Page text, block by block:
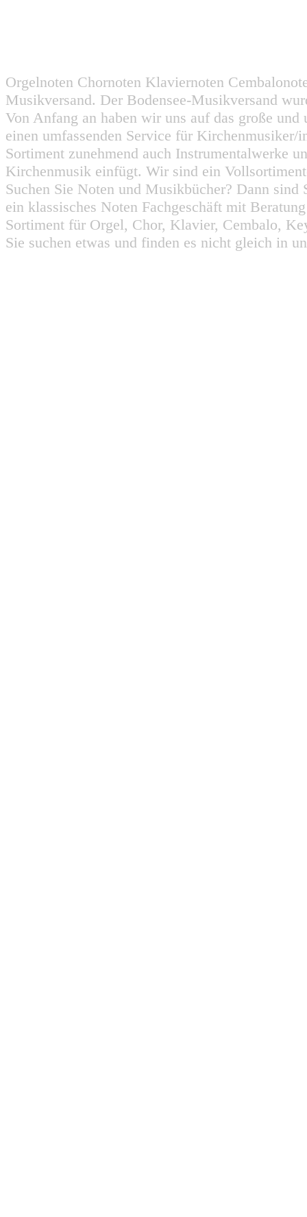
Orgelnoten Chornoten Klaviernoten
Musikversand. Der Bodensee-Musikversand
Von Anfang an haben wir uns auf das große
einen umfassenden Service für
Sortiment zunehmend auch Instrumentalwerke
Kirchenmusik einfügt. Wir sind ein
Suchen Sie Noten und Musikbücher? Dann
ein klassisches Noten Fachgeschäft mit
Sortiment für Orgel, Chor, Klavier, Cembalo,
Sie suchen etwas und finden es nicht gleich in